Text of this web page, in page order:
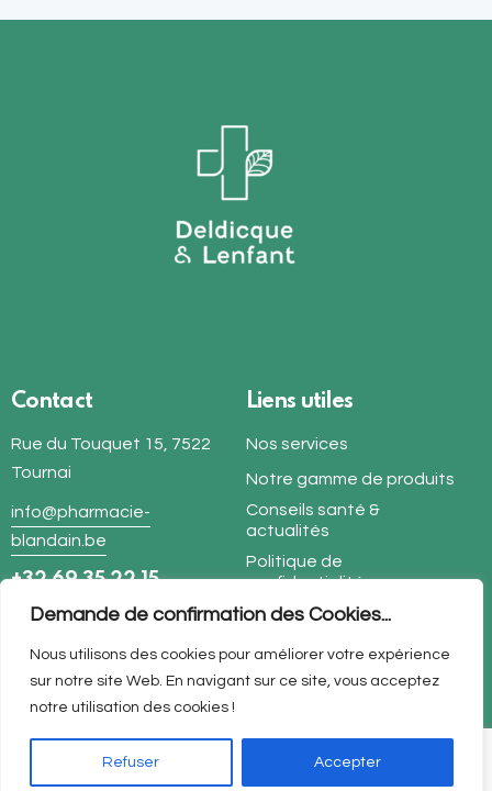
Demande de confirmation des Cookies...
Nous utilisons des cookies pour améliorer votre expérience
sur notre site Web. En navigant sur ce site, vous acceptez
notre utilisation des cookies !
Refuser Accepter
Contact
Rue du Touquet 15, 7522
Tournai
info@pharmacie-
blandain.be
+32 69 35 22 15
Liens utiles
Nos services
Notre gamme de produits
Conseils santé &
actualités
Politique de
confidentialité
Suivez-nous
© 2026 Tous droits réservés. Création par